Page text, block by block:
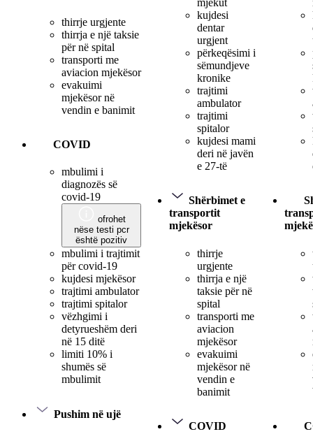
thirrje urgjente
thirrja e një taksie
për në spital
transporti me
aviacion mjekësor
evakuimi
mjekësor në
vendin e banimit
COVID
mbulimi i
diagnozës së
covid-19
ofrohet
nëse testi pcr
është pozitiv
mbulimi i trajtimit
për covid-19
kujdesi mjekësor
trajtimi ambulator
trajtimi spitalor
vëzhgimi i
detyrueshëm deri
në 15 ditë
limiti 10% i
shumës së
mbulimit
Pushim në ujë
mjekut
kujdesi
dentar
urgjent
përkeqësimi i
sëmundjeve
kronike
trajtimi
ambulator
trajtimi
spitalor
kujdesi mami
deri në javën
e 27-të
Shërbimet e
transportit
mjekësor
thirrje
urgjente
thirrja e një
taksie për në
spital
transporti me
aviacion
mjekësor
evakuimi
mjekësor në
vendin e
banimit
COVID